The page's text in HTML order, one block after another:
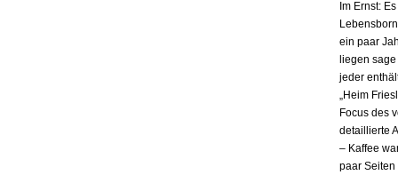
Im Ernst:
ein paar
liegen
jeder
„Heim
Focus des
detaillierte
– Kaffee
paar